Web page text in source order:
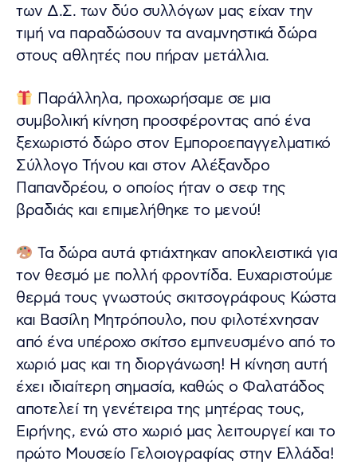
των Δ.Σ. των δύο συλλόγων μας είχαν την
τιμή να παραδώσουν τα αναμνηστικά δώρα
στους αθλητές που πήραν μετάλλια.
Παράλληλα, προχωρήσαμε σε μια
συμβολική κίνηση προσφέροντας από ένα
ξεχωριστό δώρο στον Εμποροεπαγγελματικό
Σύλλογο Τήνου και στον Αλέξανδρο
Παπανδρέου, ο οποίος ήταν ο σεφ της
βραδιάς και επιμελήθηκε το μενού!
Τα δώρα αυτά φτιάχτηκαν αποκλειστικά για
τον θεσμό με πολλή φροντίδα. Ευχαριστούμε
θερμά τους γνωστούς σκιτσογράφους Κώστα
και Βασίλη Μητρόπουλο, που φιλοτέχνησαν
από ένα υπέροχο σκίτσο εμπνευσμένο από το
χωριό μας και τη διοργάνωση! Η κίνηση αυτή
έχει ιδιαίτερη σημασία, καθώς ο Φαλατάδος
αποτελεί τη γενέτειρα της μητέρας τους,
Ειρήνης, ενώ στο χωριό μας λειτουργεί και το
πρώτο Μουσείο Γελοιογραφίας στην Ελλάδα!